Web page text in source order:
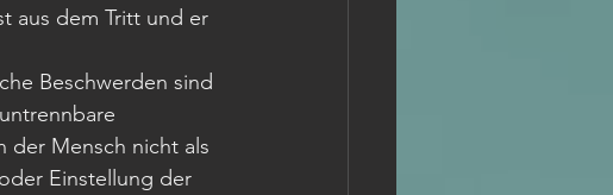
aus dem Tritt und er
Beschwerden sind
der Mensch nicht als
Einstellung der